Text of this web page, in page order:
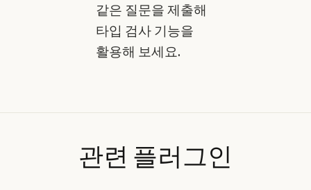
같은 질문을 제출해
타입 검사 기능을
활용해 보세요.
관련 플러그인